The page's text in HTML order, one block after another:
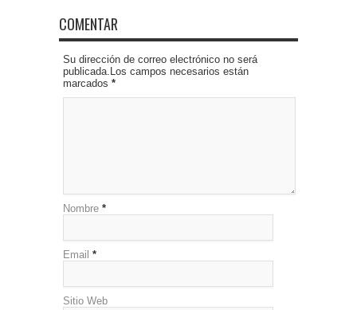
COMENTAR
Su dirección de correo electrónico no será
publicada.Los campos necesarios están
marcados *
Nombre *
Email *
Sitio Web